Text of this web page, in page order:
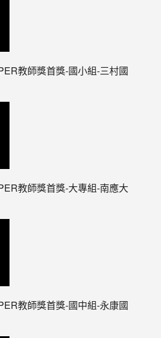
教師獎首獎-國小組-三村國
教師獎首獎-大專組-南應大
教師獎首獎-國中組-永康國